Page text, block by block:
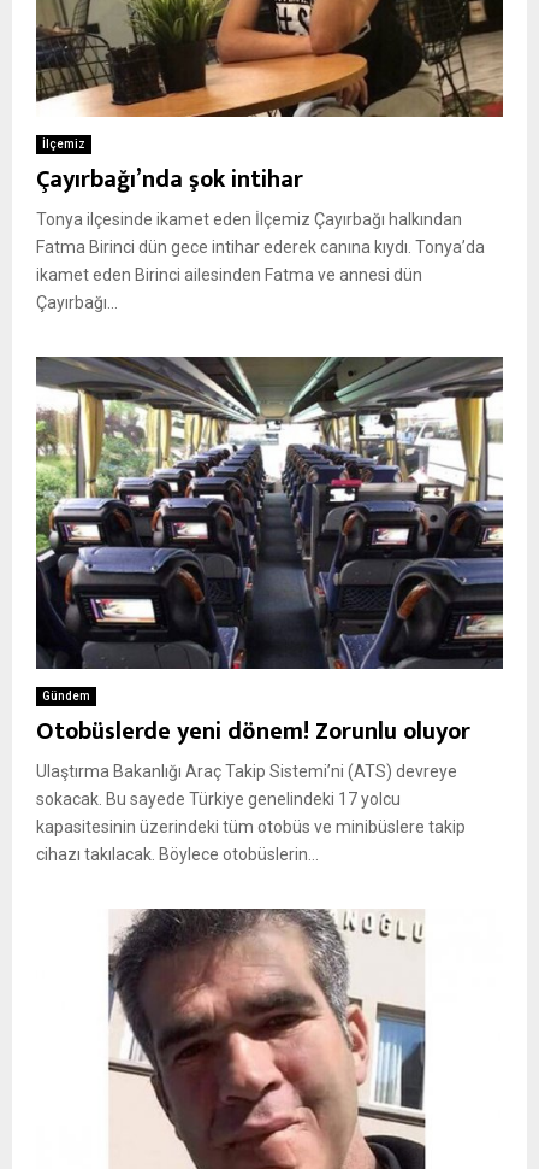
İlçemiz
Çayırbağı’nda şok intihar
Tonya ilçesinde ikamet eden İlçemiz Çayırbağı halkından
Fatma Birinci dün gece intihar ederek canına kıydı. Tonya’da
ikamet eden Birinci ailesinden Fatma ve annesi dün
Çayırbağı...
Gündem
Otobüslerde yeni dönem! Zorunlu oluyor
Ulaştırma Bakanlığı Araç Takip Sistemi’ni (ATS) devreye
sokacak. Bu sayede Türkiye genelindeki 17 yolcu
kapasitesinin üzerindeki tüm otobüs ve minibüslere takip
cihazı takılacak. Böylece otobüslerin...